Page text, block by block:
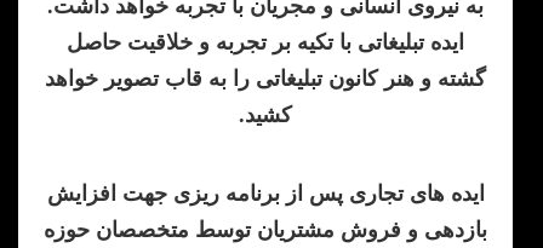
به نیروی انسانی و مجریان با تجربه خواهد داشت.
ایده تبلیغاتی با تکیه بر تجربه و خلاقیت حاصل
گشته و هنر کانون تبلیغاتی را به قاب تصویر خواهد
کشید.
ایده های تجاری پس از برنامه ریزی جهت افزایش
بازدهی و فروش مشتریان توسط متخصصان حوزه